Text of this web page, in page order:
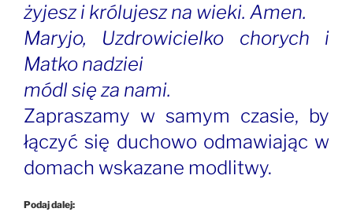
żyjesz i królujesz na wieki. Amen.
Maryjo, Uzdrowicielko chorych i
Matko nadziei
módl się za nami.
Zapraszamy w samym czasie, by
łączyć się duchowo odmawiając w
domach wskazane modlitwy.
Podaj dalej: